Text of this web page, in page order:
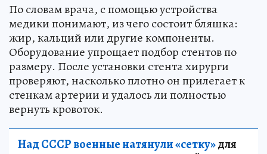
По словам врача, с помощью устройства
медики понимают, из чего состоит бляшка:
жир, кальций или другие компоненты.
Оборудование упрощает подбор стентов по
размеру. После установки стента хирурги
проверяют, насколько плотно он прилегает к
стенкам артерии и удалось ли полностью
вернуть кровоток.
Над СССР военные натянули «сетку»для